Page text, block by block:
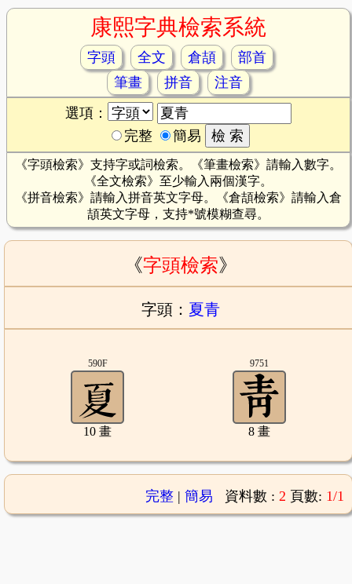
康熙字典檢索系統
字頭 全文 倉頡
部首
筆畫
拼音
注音
選項：
完整
簡易
《字頭檢索》支持字或詞檢索。《筆畫檢索》請輸入數字。
《全文檢索》至少輸入兩個漢字。
《拼音檢索》請輸入拼音英文字母。《倉頡檢索》請輸入倉
頡英文字母，支持*號模糊查尋。
《字頭檢索》
字頭： 夏青
590F
10 畫
9751
8 畫
完整| 簡易 資料數 : 2 頁數: 1/1